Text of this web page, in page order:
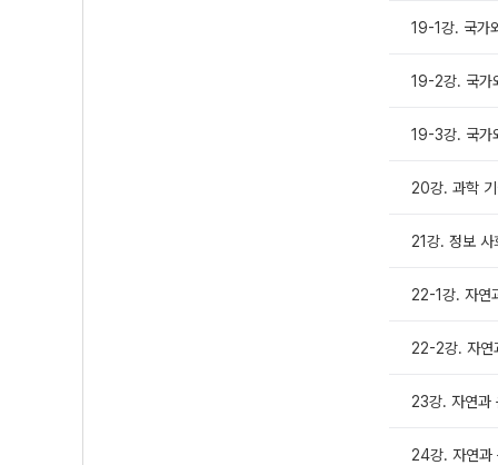
19-1강. 국가
19-2강. 국가
19-3강. 국가
20강. 과학
21강. 정보 사
22-1강. 자연
22-2강. 자연
23강. 자연과
24강. 자연과